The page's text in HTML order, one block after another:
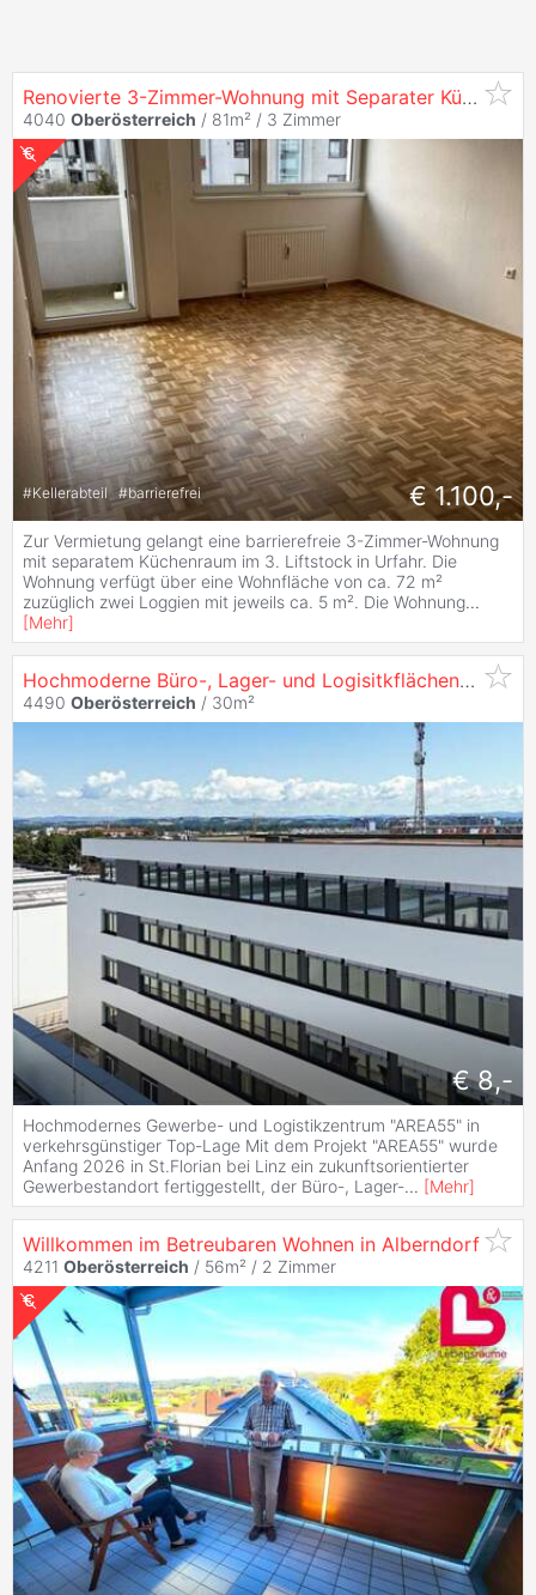
Renovierte 3-Zimmer-Wohnung mit Separater Küche und Zwei Loggien
4040 Oberösterreich / 81m² / 3 Zimmer
#Kellerabteil #barrierefrei € 1.100,-
Zur Vermietung gelangt eine barrierefreie 3-Zimmer-Wohnung
mit separatem Küchenraum im 3. Liftstock in Urfahr. Die
Wohnung verfügt über eine Wohnfläche von ca. 72 m²
zuzüglich zwei Loggien mit jeweils ca. 5 m². Die Wohnung...
[Mehr]
Hochmoderne Büro-, Lager- und Logisitkflächen in Verkehrsgünstiger Lage
4490 Oberösterreich / 30m²
€ 8,-
Hochmodernes Gewerbe- und Logistikzentrum "AREA55" in
verkehrsgünstiger Top-Lage Mit dem Projekt "AREA55" wurde
Anfang 2026 in St.Florian bei Linz ein zukunftsorientierter
Gewerbestandort fertiggestellt, der Büro-, Lager-... [Mehr]
Willkommen im Betreubaren Wohnen in Alberndorf
4211 Oberösterreich / 56m² / 2 Zimmer